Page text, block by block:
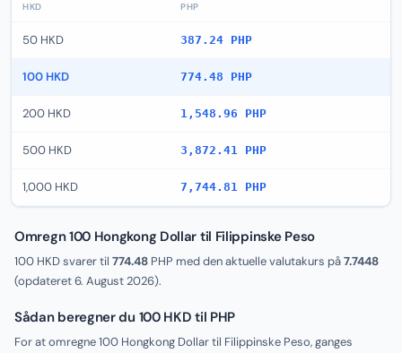
HKD PHP
50 HKD 387.24 PHP
100 HKD 774.48 PHP
200 HKD 1,548.96 PHP
500 HKD 3,872.41 PHP
1,000 HKD 7,744.81 PHP
Omregn 100 Hongkong Dollar til Filippinske Peso
100 HKD svarer til 774.48 PHP med den aktuelle valutakurs på7.7448
(opdateret6. August 2026).
Sådan beregner du 100 HKD til PHP
For at omregne 100 Hongkong Dollar til Filippinske Peso, ganges